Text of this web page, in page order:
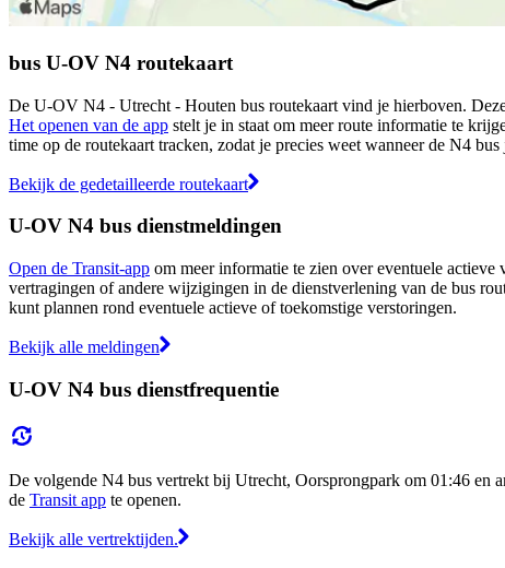
bus U-OV N4 routekaart
De U-OV N4 - Utrecht - Houten bus routekaart vind je hierboven.
Het openen van de app stelt je in staat om meer route informatie te
time op de routekaart tracken, zodat je precies weet wanneer de N4 bus
Bekijk de gedetailleerde routekaart
U-OV N4 bus dienstmeldingen
Open de Transit-app om meer informatie te zien over eventuele
vertragingen of andere wijzigingen in de dienstverlening van de bus
kunt plannen rond eventuele actieve of toekomstige verstoringen.
Bekijk alle meldingen
U-OV N4 bus dienstfrequentie
De volgende N4 bus vertrekt bij Utrecht, Oorsprongpark om 01:46 en
de Transit app te openen.
Bekijk alle vertrektijden.